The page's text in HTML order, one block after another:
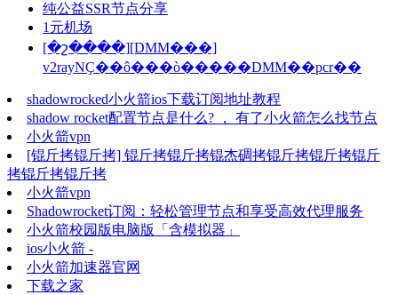
纯公益SSR节点分享
1元机场
[�շ����][DMM���]
v2rayNҪ��ô���ò�����DMM��pcr��
shadowrocked小火箭ios下载订阅地址教程
shadow rocket配置节点是什么? ， 有了小火箭怎么找节点
小火箭vpn
[锟斤拷锟斤拷] 锟斤拷锟斤拷锟杰碉拷锟斤拷锟斤拷锟斤
拷锟斤拷锟斤拷
小火箭vpn
Shadowrocket订阅：轻松管理节点和享受高效代理服务
小火箭校园版电脑版「含模拟器」
ios小火箭 -
小火箭加速器官网
下载之家